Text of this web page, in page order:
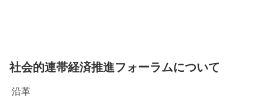
社会的連帯経済推進フォーラムについて
沿革